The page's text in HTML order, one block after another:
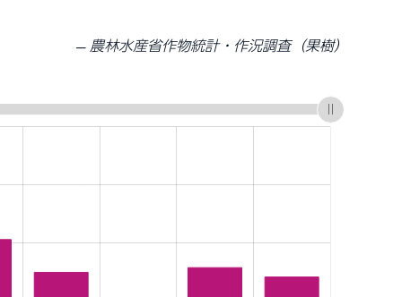
農林水産省作物統計・作況調査（果樹）